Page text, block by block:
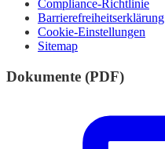
Compliance-Richtlinie
Barrierefreiheitserklärung
Cookie-Einstellungen
Sitemap
Dokumente (PDF)